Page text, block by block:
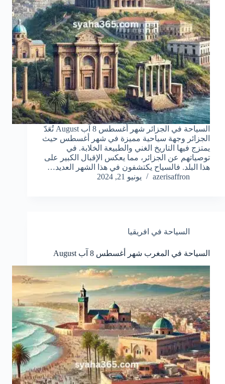
السياحة في الجزائر شهر أغسطس 8 آب August تُعَدّ
الجزائر وجهة سياحية مميزة في شهر أغسطس حيث
يمتزج فيها التاريخ الغني والطبيعة الخلابة. في
توصياتهم عن الجزائر، مما يعكس الإقبال الكبير على
هذا البلد. فالسياح يكتشفون في هذا الشهر العديد…
azerisaffron
يونيو 21, 2024
السياحة في افريقيا
السياحة في المغرب شهر أغسطس 8 آب August